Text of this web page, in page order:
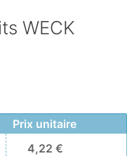
WECK
Prix unitaire
4,22 €